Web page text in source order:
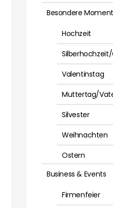
Besondere
Hochzeit
Valentinstag
Muttertag/
Silvester
Weihnachten
Ostern
Business & Events
Firmenfeier